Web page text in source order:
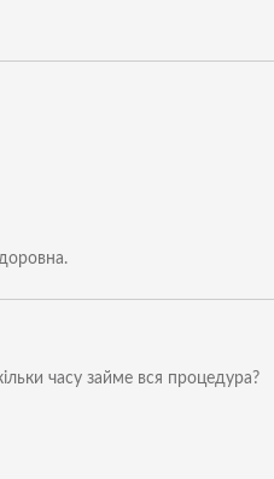
часу займе вся процедура?